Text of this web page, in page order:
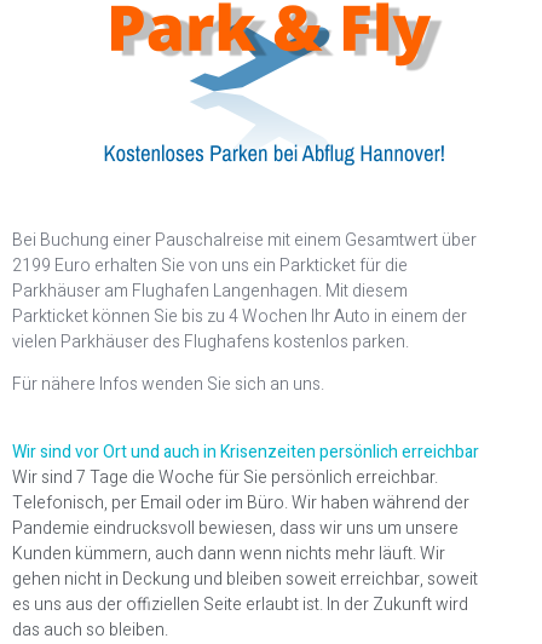
Bei Buchung einer Pauschalreise mit einem Gesamtwert über
2199 Euro erhalten Sie von uns ein Parkticket für die
Parkhäuser am Flughafen Langenhagen. Mit diesem
Parkticket können Sie bis zu 4 Wochen Ihr Auto in einem der
vielen Parkhäuser des Flughafens kostenlos parken.
Für nähere Infos wenden Sie sich an uns.
Wir sind vor Ort und auch in Krisenzeiten persönlich erreichbar
Wir sind 7 Tage die Woche für Sie persönlich erreichbar.
Telefonisch, per Email oder im Büro. Wir haben während der
Pandemie eindrucksvoll bewiesen, dass wir uns um unsere
Kunden kümmern, auch dann wenn nichts mehr läuft. Wir
gehen nicht in Deckung und bleiben soweit erreichbar, soweit
es uns aus der offiziellen Seite erlaubt ist. In der Zukunft wird
das auch so bleiben.